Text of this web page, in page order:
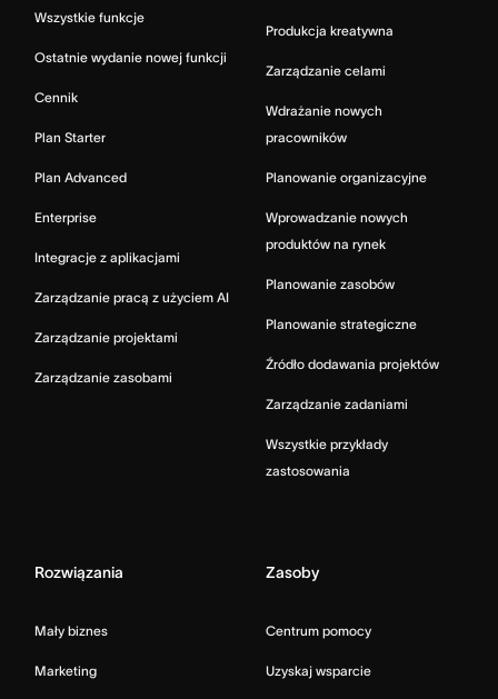
Wszystkie funkcje
Ostatnie wydanie nowej funkcji
Cennik
Plan Starter
Plan Advanced
Enterprise
Integracje z aplikacjami
Zarządzanie pracą z użyciem AI
Zarządzanie projektami
Zarządzanie zasobami
Produkcja kreatywna
Zarządzanie celami
Wdrażanie nowych
pracowników
Planowanie organizacyjne
Wprowadzanie nowych
produktów na rynek
Planowanie zasobów
Planowanie strategiczne
Źródło dodawania projektów
Zarządzanie zadaniami
Wszystkie przykłady
zastosowania
Rozwiązania
Mały biznes
Marketing
Zasoby
Centrum pomocy
Uzyskaj wsparcie